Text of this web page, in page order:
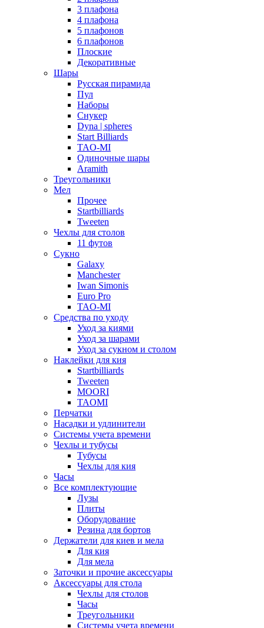
3 плафона
4 плафона
5 плафонов
6 плафонов
Плоские
Декоративные
Шары
Русская пирамида
Пул
Наборы
Снукер
Dyna | spheres
Start Billiards
TAO-MI
Одиночные шары
Aramith
Треугольники
Мел
Прочее
Startbilliards
Tweeten
Чехлы для столов
11 футов
Сукно
Galaxy
Manchester
Iwan Simonis
Euro Pro
TAO-MI
Средства по уходу
Уход за киями
Уход за шарами
Уход за сукном и столом
Наклейки для кия
Startbilliards
Tweeten
MOORI
TAOMI
Перчатки
Насадки и удлинители
Системы учета времени
Чехлы и тубусы
Тубусы
Чехлы для кия
Часы
Все комплектующие
Лузы
Плиты
Оборудование
Резина для бортов
Держатели для киев и мела
Для кия
Для мела
Заточки и прочие аксессуары
Аксессуары для стола
Чехлы для столов
Часы
Треугольники
Системы учета времени